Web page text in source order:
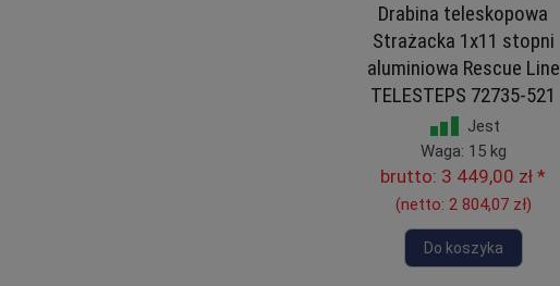
Drabina teleskopowa
Strażacka 1x11 stopni
aluminiowa Rescue Line
TELESTEPS 72735-521
Jest
Waga: 15 kg
brutto: 3 449,00 zł *
(netto: 2 804,07 zł)
Do koszyka